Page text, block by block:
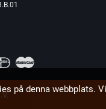
på denna webbplats.